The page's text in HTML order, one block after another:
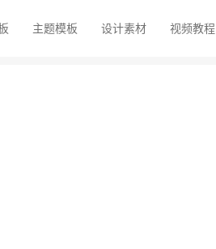
主题模板 设计素材 视频教程